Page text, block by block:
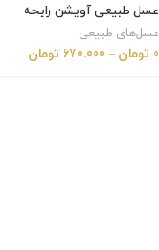
عسل طبیعی آویشن رایحه
عسل‌های طبیعی
0 تومان –
670.000 تومان